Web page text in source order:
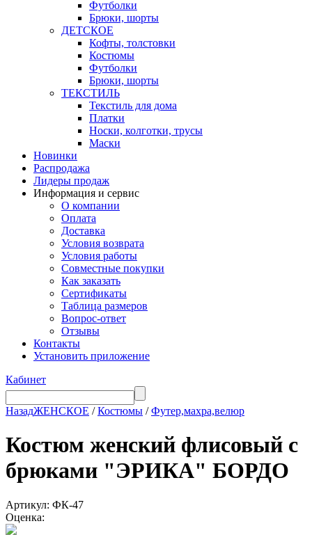
Футболки
Брюки, шорты
ДЕТСКОЕ
Кофты, толстовки
Костюмы
Футболки
Брюки, шорты
ТЕКСТИЛЬ
Текстиль для дома
Платки
Носки, колготки, трусы
Маски
Новинки
Распродажа
Лидеры продаж
Информация и сервис
О компании
Оплата
Доставка
Условия возврата
Условия работы
Совместные покупки
Как заказать
Сертификаты
Таблица размеров
Вопрос-ответ
Отзывы
Контакты
Установить приложение
Кабинет
НазадЖЕНСКОЕ /Костюмы /Футер,махра,велюр
Костюм женский флисовый с
брюками "ЭРИКА" БОРДО
Артикул: ФК-47
Оценка: